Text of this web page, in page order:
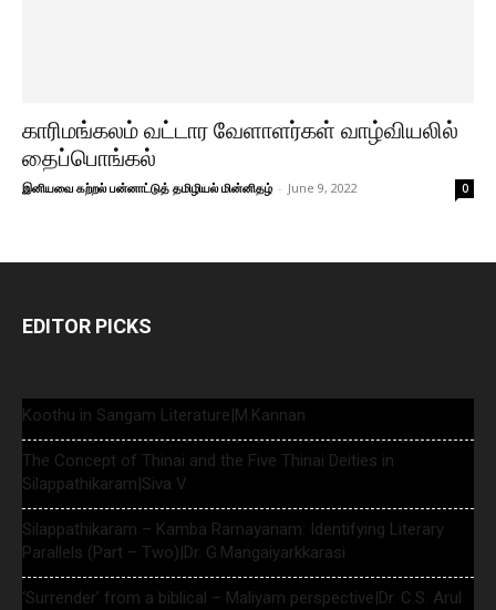
காரிமங்கலம் வட்டார வேளாளர்கள் வாழ்வியலில்
தைப்பொங்கல்
இனியவை கற்றல் பன்னாட்டுத் தமிழியல் மின்னிதழ் - June 9, 2022 0
EDITOR PICKS
Koothu in Sangam Literature|M.Kannan
The Concept of Thinai and the Five Thinai Deities in
Silappathikaram|Siva V
Silappathikaram – Kamba Ramayanam: Identifying Literary
Parallels (Part – Two)|Dr. G.Mangaiyarkkarasi
‘Surrender’ from a biblical – Maliyam perspective|Dr. C.S. Arul